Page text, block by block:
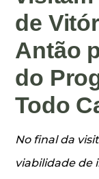
de
Antão
do
Todo
No final da
viabilidade de